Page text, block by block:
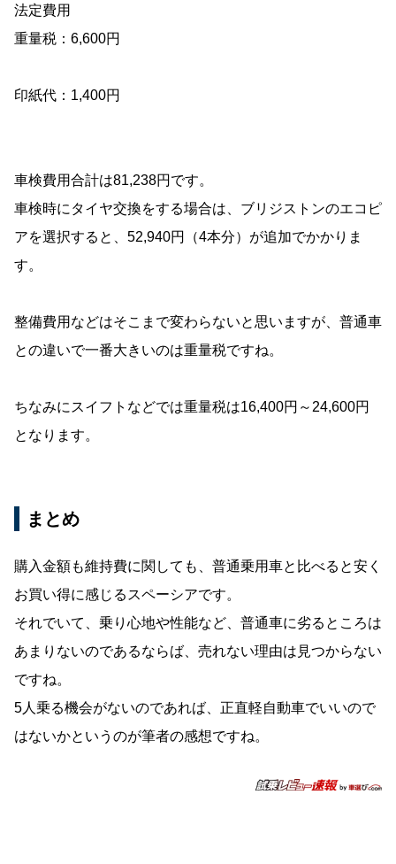
法定費用
重量税：6,600円
印紙代：1,400円
車検費用合計は81,238円です。
車検時にタイヤ交換をする場合は、ブリジストンのエコピ
アを選択すると、52,940円（4本分）が追加でかかりま
す。
整備費用などはそこまで変わらないと思いますが、普通車
との違いで一番大きいのは重量税ですね。
ちなみにスイフトなどでは重量税は16,400円～24,600円
となります。
まとめ
購入金額も維持費に関しても、普通乗用車と比べると安く
お買い得に感じるスペーシアです。
それでいて、乗り心地や性能など、普通車に劣るところは
あまりないのであるならば、売れない理由は見つからない
ですね。
5人乗る機会がないのであれば、正直軽自動車でいいので
はないかというのが筆者の感想ですね。